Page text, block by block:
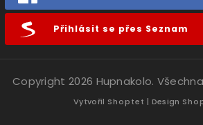
Přihlásit se přes Seznam
Copyright 2026 Hupnakolo.
Vytvořil Shoptet | Design